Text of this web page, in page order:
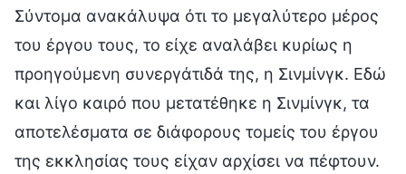
Σύντομα ανακάλυψα ότι το μεγαλύτερο μέρος
του έργου τους, το είχε αναλάβει κυρίως η
προηγούμενη συνεργάτιδά της, η Σινμίνγκ. Εδώ
και λίγο καιρό που μετατέθηκε η Σινμίνγκ, τα
αποτελέσματα σε διάφορους τομείς του έργου
της εκκλησίας τους είχαν αρχίσει να πέφτουν.